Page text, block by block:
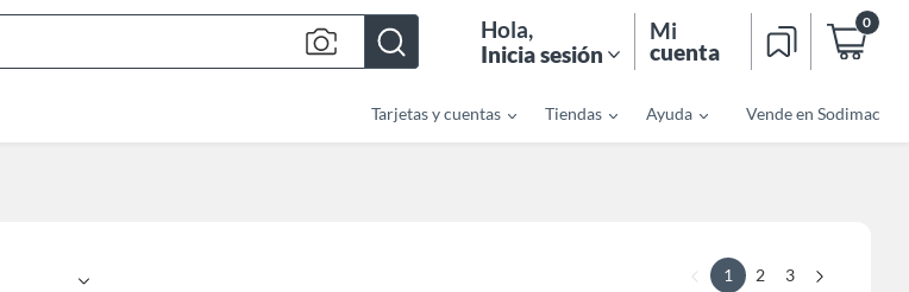
Bar
Hola,
Inicia sesión
Mi
cuenta
0
Tarjetas y cuentas Tiendas Ayuda Vende en Sodimac
1 2 3